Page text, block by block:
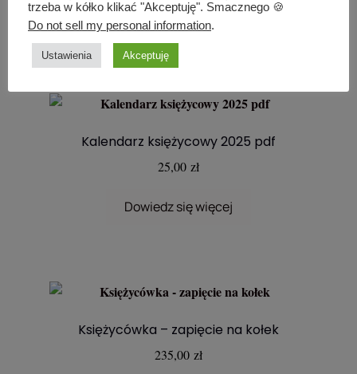
Dowiedz się więcej
Kalendarz księżycowy 2025 pdf
25,00 zł
Dowiedz się więcej
Księżycówka – zapięcie na kołek
235,00 zł
trzeba w kółko klikać "Akceptuję". Smacznego 🍪
Do not sell my personal information.
Ustawienia Akceptuję